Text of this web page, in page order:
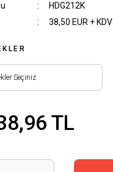
HDG212K
38,50 EUR + KDV
TL